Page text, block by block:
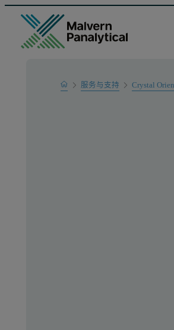
Home服务与支持
产品支持
Crystal